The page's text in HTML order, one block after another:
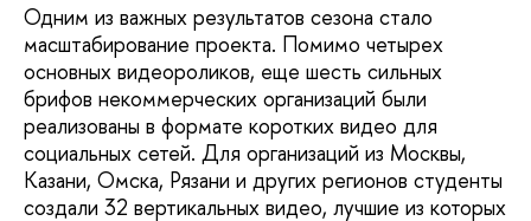
Одним из важных результатов сезона стало
масштабирование проекта. Помимо четырех
основных видеороликов, еще шесть сильных
брифов некоммерческих организаций были
реализованы в формате коротких видео для
социальных сетей. Для организаций из Москвы,
Казани, Омска, Рязани и других регионов студенты
создали 32 вертикальных видео, лучшие из которых